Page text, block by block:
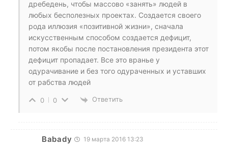
дребедень, чтобы массово «занять» людей в
любых бесполезных проектах. Создается своего
рода иллюзия «позитивной жизни», сначала
искусственным способом создается дефицит,
потом якобы после постановления президента этот
дефицит пропадает. Все это вранье у
одурачивание и без того одураченных и уставших
от рабства людей
0 0 Ответить
Babady 19 марта 2016 13:23